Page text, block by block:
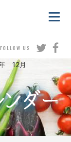
FOLLOW US
12月